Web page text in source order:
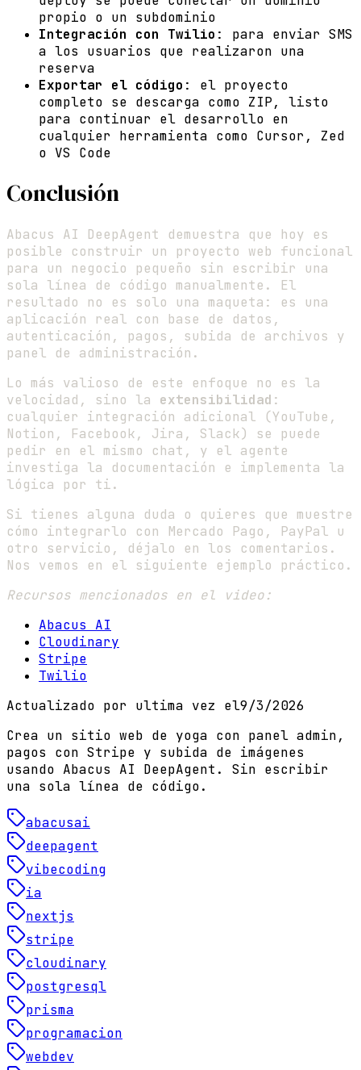
propio o un subdominio
Integración con Twilio : para enviar SMS
a los usuarios que realizaron una
reserva
Exportar el código : el proyecto
completo se descarga como ZIP, listo
para continuar el desarrollo en
cualquier herramienta como Cursor, Zed
o VS Code
Conclusión
Abacus AI DeepAgent demuestra que hoy es
posible construir un proyecto web funcional
para un negocio pequeño sin escribir una
sola línea de código manualmente. El
resultado no es solo una maqueta: es una
aplicación real con base de datos,
autenticación, pagos, subida de archivos y
panel de administración.
Lo más valioso de este enfoque no es la
velocidad, sino la extensibilidad :
cualquier integración adicional (YouTube,
Notion, Facebook, Jira, Slack) se puede
pedir en el mismo chat, y el agente
investiga la documentación e implementa la
lógica por ti.
Si tienes alguna duda o quieres que muestre
cómo integrarlo con Mercado Pago, PayPal u
otro servicio, déjalo en los comentarios.
Nos vemos en el siguiente ejemplo práctico.
Recursos mencionados en el video:
Abacus AI
Cloudinary
Stripe
Twilio
Actualizado por ultima vez el9/3/2026
Crea un sitio web de yoga con panel admin,
pagos con Stripe y subida de imágenes
usando Abacus AI DeepAgent. Sin escribir
una sola línea de código.
abacusai
deepagent
vibecoding
ia
nextjs
stripe
cloudinary
postgresql
prisma
programacion
webdev